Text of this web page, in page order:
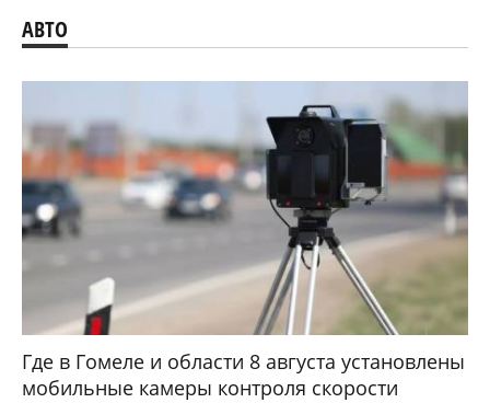
АВТО
Где в Гомеле и области 8 августа установлены
мобильные камеры контроля скорости